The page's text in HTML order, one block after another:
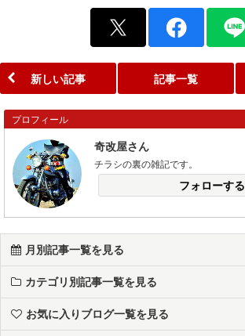
新しい記事 記事一覧
プロフィール
奇改屋さん
チラシの裏の雑記です。
フォローする
月別記事一覧を見る
カテゴリ別記事一覧を見る
お気に入りブログ一覧を見る